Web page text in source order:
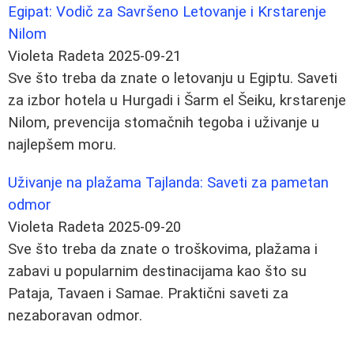
Egipat: Vodič za Savršeno Letovanje i Krstarenje
Nilom
Violeta Radeta 2025-09-21
Sve što treba da znate o letovanju u Egiptu. Saveti
za izbor hotela u Hurgadi i Šarm el Šeiku, krstarenje
Nilom, prevencija stomačnih tegoba i uživanje u
najlepšem moru.
Uživanje na plažama Tajlanda: Saveti za pametan
odmor
Violeta Radeta 2025-09-20
Sve što treba da znate o troškovima, plažama i
zabavi u popularnim destinacijama kao što su
Pataja, Tavaen i Samae. Praktični saveti za
nezaboravan odmor.